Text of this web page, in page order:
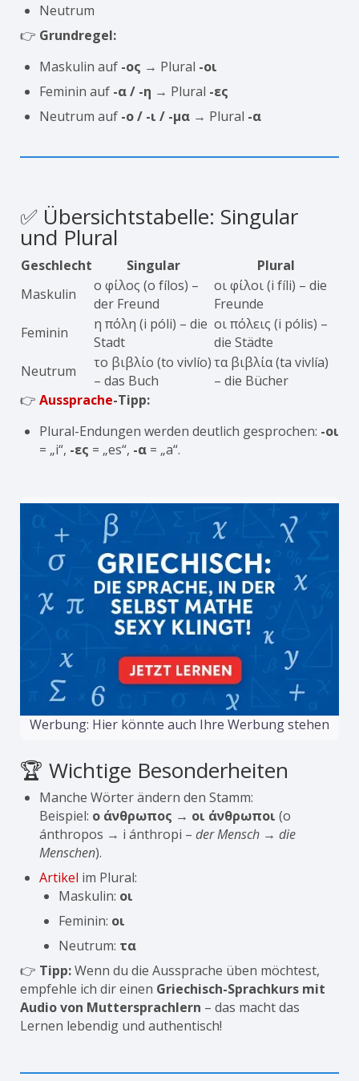
Neutrum
👉 Grundregel:
Maskulin auf -ος → Plural -οι
Feminin auf -α / -η → Plural -ες
Neutrum auf -ο / -ι / -μα → Plural -α
✅ Übersichtstabelle: Singular
und Plural
Geschlecht Singular
Plural
Maskulin
ο φίλος (o fílos) –
der Freund
οι φίλοι (i fíli) – die
Freunde
Feminin
η πόλη (i póli) – die
Stadt
οι πόλεις (i pólis) –
die Städte
Neutrum
το βιβλίο (to vivlío)
– das Buch
τα βιβλία (ta vivlía)
– die Bücher
👉 Aussprache-Tipp:
Plural-Endungen werden deutlich gesprochen: -οι
= „i“, -ες = „es“, -α = „a“.
Werbung: Hier könnte auch Ihre Werbung stehen
🏆 Wichtige Besonderheiten
Manche Wörter ändern den Stamm:
Beispiel: ο άνθρωπος → οι άνθρωποι (o
ánthropos → i ánthropi – der Mensch → die
Menschen).
Artikel im Plural:
Maskulin: οι
Feminin: οι
Neutrum: τα
👉 Tipp:Wenn du die Aussprache üben möchtest,
empfehle ich dir einen Griechisch-Sprachkurs mit
Audio von Muttersprachlern – das macht das
Lernen lebendig und authentisch!